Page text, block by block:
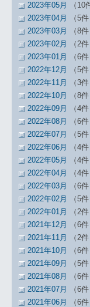
2023年05月
（10
2023年04月
（5件
2023年03月
（8件
2023年02月
（2件
2023年01月
（6件
2022年12月
（5件
2022年11月
（3件
2022年10月
（8件
2022年09月
（4件
2022年08月
（6件
2022年07月
（5件
2022年06月
（4件
2022年05月
（4件
2022年04月
（4件
2022年03月
（6件
2022年02月
（5件
2022年01月
（2件
2021年12月
（6件
2021年11月
（2件
2021年10月
（6件
2021年09月
（5件
2021年08月
（6件
2021年07月
（6件
2021年06月
（6件